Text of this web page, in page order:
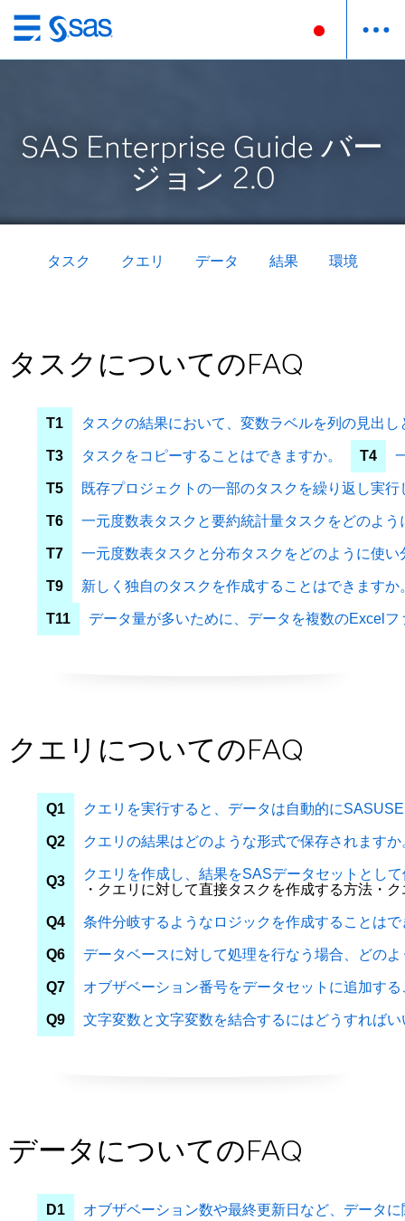
Skip
to
SAS Enterprise Guide バー
ジョン 2.0
タスク クエリ データ 結果 環境
タスクについてのFAQ
T1 タスクの結果において、変数ラベルを列の見出
T3 タスクをコピーすることはできますか。 T4
T5 既存プロジェクトの一部のタスクを繰り返し実
T6 一元度数表タスクと要約統計量タスクをどのよ
T7 一元度数表タスクと分布タスクをどのように使
T9 新しく独自のタスクを作成することはできますか
T11 データ量が多いために、データを複数のExcel
クエリについてのFAQ
Q1 クエリを実行すると、データは自動的に
Q2 クエリの結果はどのような形式で保存されますか
Q3
クエリを作成し、結果をSASデータセットとし
・ クエリに対して直接タスクを作成する方法・
Q4 条件分岐するようなロジックを作成することは
Q6 データベースに対して処理を行なう場合、どの
Q7 オブザベーション番号をデータセットに追加す
Q9 文字変数と文字変数を結合するにはどうすれば
データについてのFAQ
D1 オブザベーション数や最終更新日など、データ